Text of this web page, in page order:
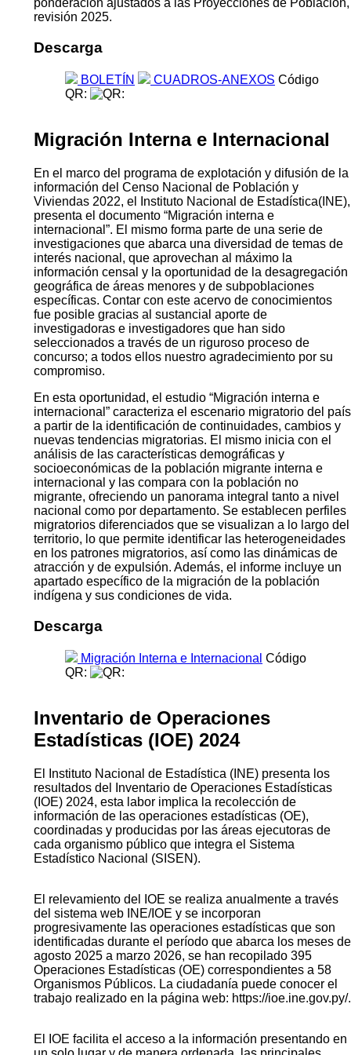
ponderación ajustados a las Proyecciones de Población,
revisión 2025.
Descarga
BOLETÍN CUADROS-ANEXOS Código
QR:
Migración Interna e Internacional
En el marco del programa de explotación y difusión de la
información del Censo Nacional de Población y
Viviendas 2022, el Instituto Nacional de Estadística(INE),
presenta el documento “Migración interna e
internacional”. El mismo forma parte de una serie de
investigaciones que abarca una diversidad de temas de
interés nacional, que aprovechan al máximo la
información censal y la oportunidad de la desagregación
geográfica de áreas menores y de subpoblaciones
específicas. Contar con este acervo de conocimientos
fue posible gracias al sustancial aporte de
investigadoras e investigadores que han sido
seleccionados a través de un riguroso proceso de
concurso; a todos ellos nuestro agradecimiento por su
compromiso.
En esta oportunidad, el estudio “Migración interna e
internacional” caracteriza el escenario migratorio del país
a partir de la identificación de continuidades, cambios y
nuevas tendencias migratorias. El mismo inicia con el
análisis de las características demográficas y
socioeconómicas de la población migrante interna e
internacional y las compara con la población no
migrante, ofreciendo un panorama integral tanto a nivel
nacional como por departamento. Se establecen perfiles
migratorios diferenciados que se visualizan a lo largo del
territorio, lo que permite identificar las heterogeneidades
en los patrones migratorios, así como las dinámicas de
atracción y de expulsión. Además, el informe incluye un
apartado específico de la migración de la población
indígena y sus condiciones de vida.
Descarga
Migración Interna e Internacional Código
QR:
Inventario de Operaciones
Estadísticas (IOE) 2024
El Instituto Nacional de Estadística (INE) presenta los
resultados del Inventario de Operaciones Estadísticas
(IOE) 2024, esta labor implica la recolección de
información de las operaciones estadísticas (OE),
coordinadas y producidas por las áreas ejecutoras de
cada organismo público que integra el Sistema
Estadístico Nacional (SISEN).
El relevamiento del IOE se realiza anualmente a través
del sistema web INE/IOE y se incorporan
progresivamente las operaciones estadísticas que son
identificadas durante el período que abarca los meses de
agosto 2025 a marzo 2026, se han recopilado 395
Operaciones Estadísticas (OE) correspondientes a 58
Organismos Públicos. La ciudadanía puede conocer el
trabajo realizado en la página web: https://ioe.ine.gov.py/.
El IOE facilita el acceso a la información presentando en